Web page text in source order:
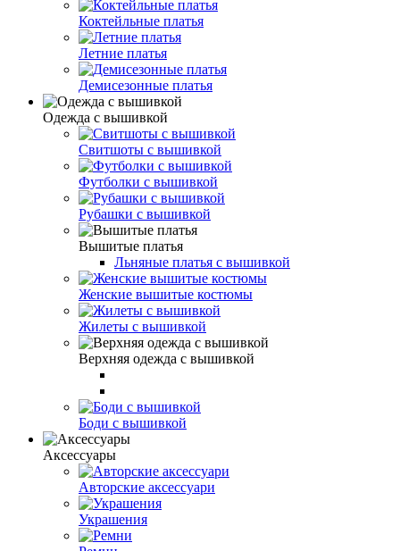
Коктейльные платья
Летние платья
Демисезонные платья
Одежда с вышивкой
Свитшоты с вышивкой
Футболки с вышивкой
Рубашки с вышивкой
Вышитые платья
Льняные платья с вышивкой
Женские вышитые костюмы
Жилеты с вышивкой
Верхняя одежда с вышивкой
Боди с вышивкой
Аксессуары
Авторские аксессуари
Украшения